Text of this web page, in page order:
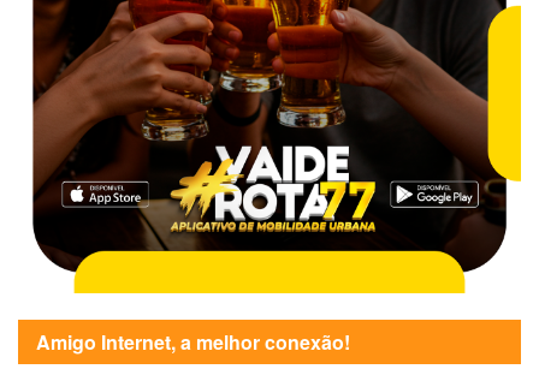
Amigo Internet, a melhor conexão!